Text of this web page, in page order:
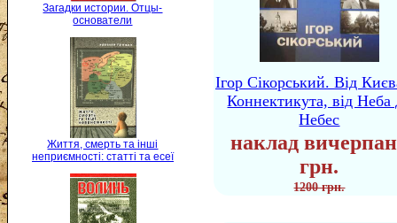
Загадки истории. Отцы-
основатели
Життя, смерть та інші
неприємності: статті та есеї
Ігор Сікорський. Від
Коннектикута, від Неба
Небес
наклад
грн.
1200 грн.